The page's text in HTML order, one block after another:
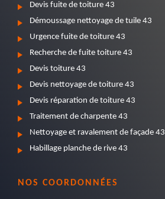
Devis fuite de toiture 43
Démoussage nettoyage de tuile 43
Urgence fuite de toiture 43
Recherche de fuite toiture 43
Devis toiture 43
Devis nettoyage de toiture 43
Devis réparation de toiture 43
Traitement de charpente 43
Nettoyage et ravalement de façade 43
Habillage planche de rive 43
NOS COORDONNÉES